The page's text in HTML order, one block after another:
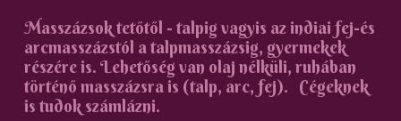
Masszázsok tetőtől - talpig vagyis az indiai fej-és
arcmasszázstól a talpmasszázsig, gyermekek
részére is. Lehetőség van olaj nélküli, ruhában
történő masszázsra is (talp, arc, fej). Cégeknek
is tudok számlázni.